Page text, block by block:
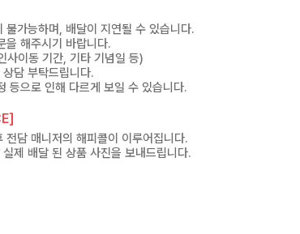
가능하며, 배달이 지연될 수 있습니다.
을 해주시기 바랍니다.
사이동 기간, 기타 기념일 등)
담 부탁드립니다.
등으로 인해 다르게 보일 수 있습니다.
담 매니저의 해피콜이 이루어집니다.
제 배달 된 상품 사진을 보내드립니다.